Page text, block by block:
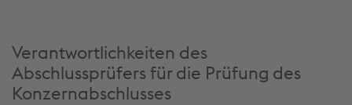
Verantwortlichkeiten des
Abschlussprüfers für die Prüfung des
Konzernabschlusses